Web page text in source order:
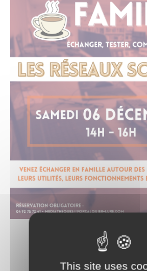
This site uses